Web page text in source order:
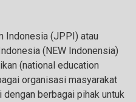
Indonesia (JPPI) atau
(NEW Indonensia)
(national education
organisasi masyarakat
berbagai pihak untuk